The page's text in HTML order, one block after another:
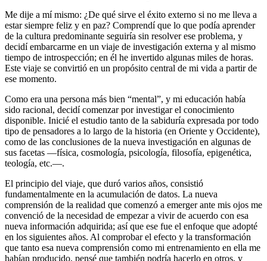
Me dije a mí mismo: ¿De qué sirve el éxito externo si no me lleva a
estar siempre feliz y en paz? Comprendí que lo que podía aprender
de la cultura predominante seguiría sin resolver ese problema, y
decidí embarcarme en un viaje de investigación externa y al mismo
tiempo de introspección; en él he invertido algunas miles de horas.
Este viaje se convirtió en un propósito central de mi vida a partir de
ese momento.
Como era una persona más bien “mental”, y mi educación había
sido racional, decidí comenzar por investigar el conocimiento
disponible. Inicié el estudio tanto de la sabiduría expresada por todo
tipo de pensadores a lo largo de la historia (en Oriente y Occidente),
como de las conclusiones de la nueva investigación en algunas de
sus facetas —física, cosmología, psicología, filosofía, epigenética,
teología, etc.—.
El principio del viaje, que duró varios años, consistió
fundamentalmente en la acumulación de datos. La nueva
comprensión de la realidad que comenzó a emerger ante mis ojos me
convenció de la necesidad de empezar a vivir de acuerdo con esa
nueva información adquirida; así que ese fue el enfoque que adopté
en los siguientes años. Al comprobar el efecto y la transformación
que tanto esa nueva comprensión como mi entrenamiento en ella me
habían producido, pensé que también podría hacerlo en otros, y